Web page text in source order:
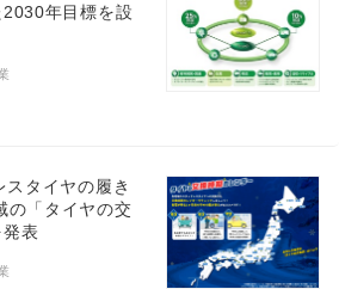
年目標を設
スタイヤの履き
の「タイヤの交
表